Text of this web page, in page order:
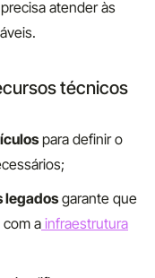
atender às
técnicos
para definir o
legadosgarante que
a infraestrutura